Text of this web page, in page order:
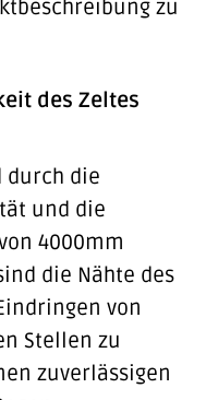
zu
des Zeltes
durch die
und die
4000mm
die Nähte des
von
Stellen zu
zuverlässigen